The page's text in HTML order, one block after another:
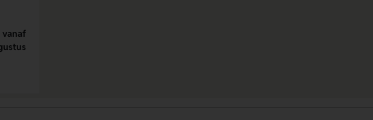
vanaf